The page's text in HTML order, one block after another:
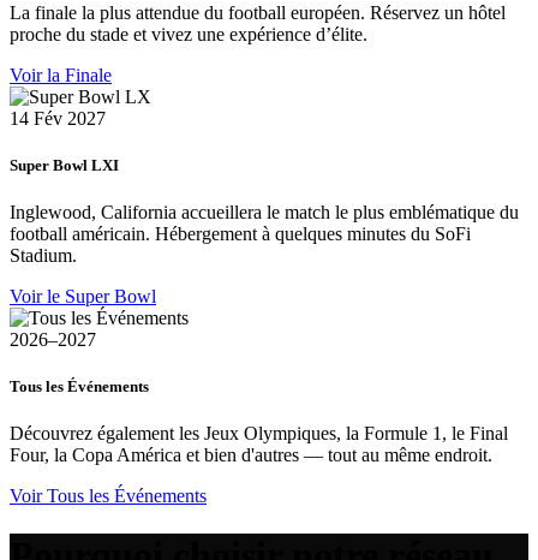
La finale la plus attendue du football européen. Réservez un hôtel
proche du stade et vivez une expérience d’élite.
Voir la Finale
14 Fév 2027
Super Bowl LXI
Inglewood, California accueillera le match le plus emblématique du
football américain. Hébergement à quelques minutes du SoFi
Stadium.
Voir le Super Bowl
2026–2027
Tous les Événements
Découvrez également les Jeux Olympiques, la Formule 1, le Final
Four, la Copa América et bien d'autres — tout au même endroit.
Voir Tous les Événements